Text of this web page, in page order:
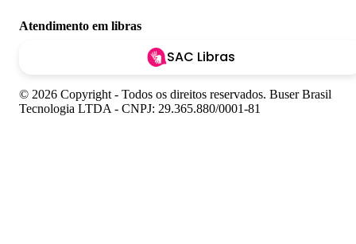
Atendimento em libras
SAC Libras
© 2026 Copyright - Todos os direitos reservados. Buser Brasil
Tecnologia LTDA - CNPJ: 29.365.880/0001-81